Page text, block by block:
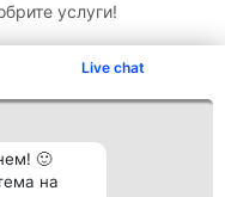
Live chat
🙂
на
услуги!